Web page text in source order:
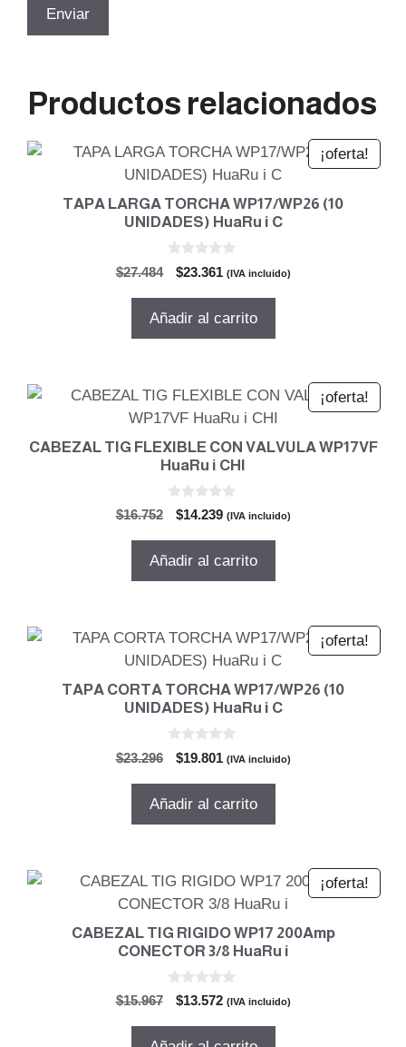
Productos relacionados
¡oferta!
TAPA LARGA TORCHA WP17/WP26 (10
UNIDADES) HuaRu i C
$27.484
El
original
$23.361 El
actual
(IVA incluido)
Añadir al carrito
¡oferta!
CABEZAL TIG FLEXIBLE CON VALVULA WP17VF
HuaRu i CHI
$16.752
El
original
$14.239El
actual
(IVA incluido)
Añadir al carrito
¡oferta!
TAPA CORTA TORCHA WP17/WP26 (10
UNIDADES) HuaRu i C
$23.296
El
original
$19.801 El
actual
(IVA incluido)
Añadir al carrito
¡oferta!
CABEZAL TIG RIGIDO WP17 200Amp
CONECTOR 3/8 HuaRu i
$15.967
El
original
$13.572El
actual
(IVA incluido)